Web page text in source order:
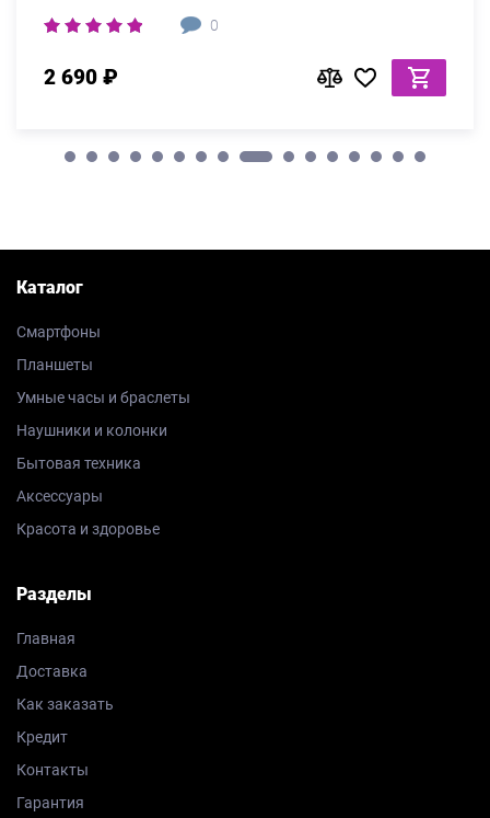
0
2 690 ₽
Каталог
Смартфоны
Планшеты
Умные часы и браслеты
Наушники и колонки
Бытовая техника
Аксессуары
Красота и здоровье
Разделы
Главная
Доставка
Как заказать
Кредит
Контакты
Гарантия